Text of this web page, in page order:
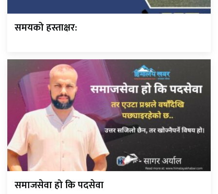
समयको हस्ताक्षर:
समाजसेवा हो कि पदसेवा